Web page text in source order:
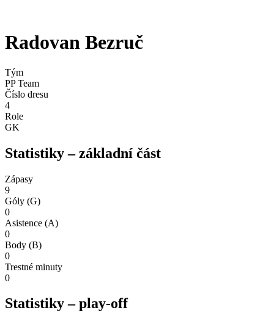
Radovan Bezruč
Tým
PP Team
Číslo dresu
4
Role
GK
Statistiky – základní část
Zápasy
9
Góly (G)
0
Asistence (A)
0
Body (B)
0
Trestné minuty
0
Statistiky – play-off